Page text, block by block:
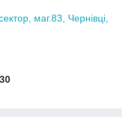
маг.83, Чернівці,